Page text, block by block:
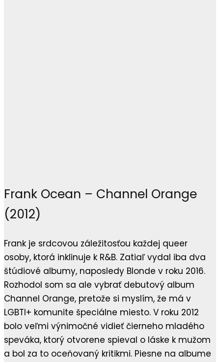
Frank Ocean – Channel Orange
(2012)
Frank je srdcovou záležitosťou každej queer
osoby, ktorá inklinuje k R&B. Zatiaľ vydal iba dva
štúdiové albumy, naposledy Blonde v roku 2016.
Rozhodol som sa ale vybrať debutový album
Channel Orange, pretože si myslím, že má v
LGBTI+ komunite špeciálne miesto. V roku 2012
bolo veľmi výnimočné vidieť čierneho mladého
speváka, ktorý otvorene spieval o láske k mužom
a bol za to oceňovaný kritikmi. Piesne na albume